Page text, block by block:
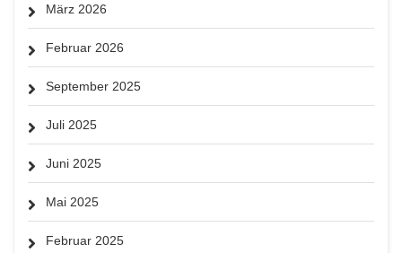
März 2026
Februar 2026
September 2025
Juli 2025
Juni 2025
Mai 2025
Februar 2025